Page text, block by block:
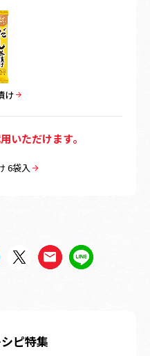
け
いただけます。
6袋入
ピ特集